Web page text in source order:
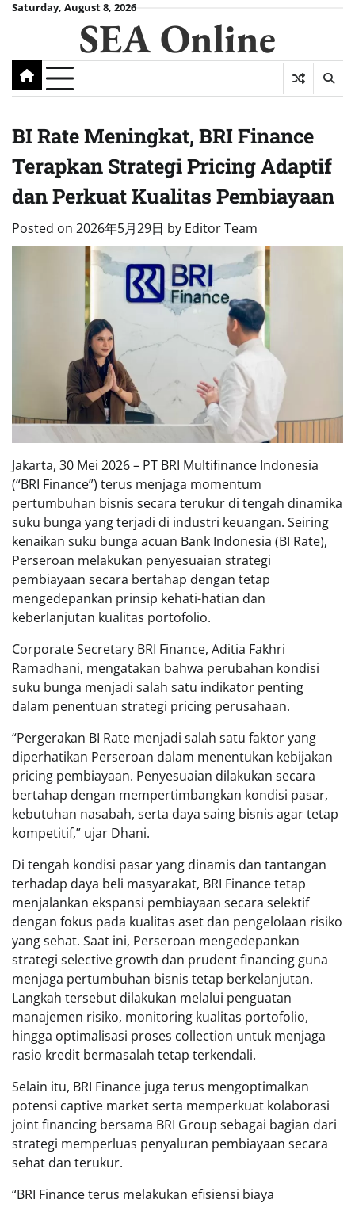
SkipSaturday, August 8, 2026
SEA Online
BI Rate Meningkat, BRI Finance
Terapkan Strategi Pricing Adaptif
dan Perkuat Kualitas Pembiayaan
Posted on 2026年5月29日 by Editor Team
Jakarta, 30 Mei 2026 – PT BRI Multifinance Indonesia
(“BRI Finance”) terus menjaga momentum
pertumbuhan bisnis secara terukur di tengah dinamika
suku bunga yang terjadi di industri keuangan. Seiring
kenaikan suku bunga acuan Bank Indonesia (BI Rate),
Perseroan melakukan penyesuaian strategi
pembiayaan secara bertahap dengan tetap
mengedepankan prinsip kehati-hatian dan
keberlanjutan kualitas portofolio.
Corporate Secretary BRI Finance, Aditia Fakhri
Ramadhani, mengatakan bahwa perubahan kondisi
suku bunga menjadi salah satu indikator penting
dalam penentuan strategi pricing perusahaan.
“Pergerakan BI Rate menjadi salah satu faktor yang
diperhatikan Perseroan dalam menentukan kebijakan
pricing pembiayaan. Penyesuaian dilakukan secara
bertahap dengan mempertimbangkan kondisi pasar,
kebutuhan nasabah, serta daya saing bisnis agar tetap
kompetitif,” ujar Dhani.
Di tengah kondisi pasar yang dinamis dan tantangan
terhadap daya beli masyarakat, BRI Finance tetap
menjalankan ekspansi pembiayaan secara selektif
dengan fokus pada kualitas aset dan pengelolaan risiko
yang sehat. Saat ini, Perseroan mengedepankan
strategi selective growth dan prudent financing guna
menjaga pertumbuhan bisnis tetap berkelanjutan.
Langkah tersebut dilakukan melalui penguatan
manajemen risiko, monitoring kualitas portofolio,
hingga optimalisasi proses collection untuk menjaga
rasio kredit bermasalah tetap terkendali.
Selain itu, BRI Finance juga terus mengoptimalkan
potensi captive market serta memperkuat kolaborasi
joint financing bersama BRI Group sebagai bagian dari
strategi memperluas penyaluran pembiayaan secara
sehat dan terukur.
“BRI Finance terus melakukan efisiensi biaya